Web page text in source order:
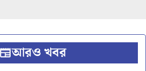
আরও খবর